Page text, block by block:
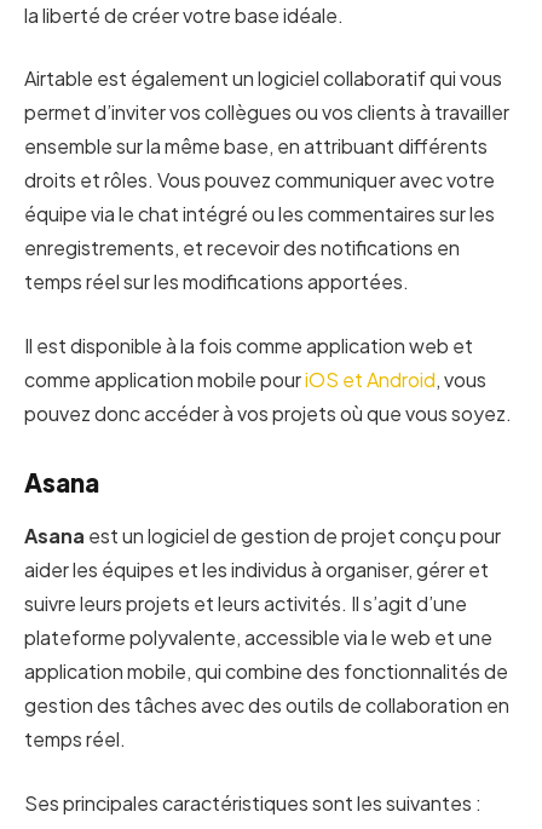
la liberté de créer votre base idéale.
Airtable est également un logiciel collaboratif qui vous
permet d’inviter vos collègues ou vos clients à travailler
ensemble sur la même base, en attribuant différents
droits et rôles. Vous pouvez communiquer avec votre
équipe via le chat intégré ou les commentaires sur les
enregistrements, et recevoir des notifications en
temps réel sur les modifications apportées.
Il est disponible à la fois comme application web et
comme application mobile pouriOS et Android, vous
pouvez donc accéder à vos projets où que vous soyez.
Asana
Asana est un logiciel de gestion de projet conçu pour
aider les équipes et les individus à organiser, gérer et
suivre leurs projets et leurs activités. Il s’agit d’une
plateforme polyvalente, accessible via le web et une
application mobile, qui combine des fonctionnalités de
gestion des tâches avec des outils de collaboration en
temps réel.
Ses principales caractéristiques sont les suivantes :